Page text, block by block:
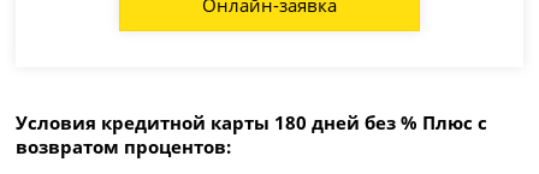
Условия кредитной карты 180 дней без % Плюс с
возвратом процентов:
Онлайн-заявка